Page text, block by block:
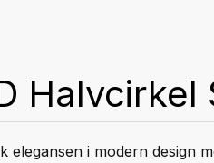
elegansen i modern design